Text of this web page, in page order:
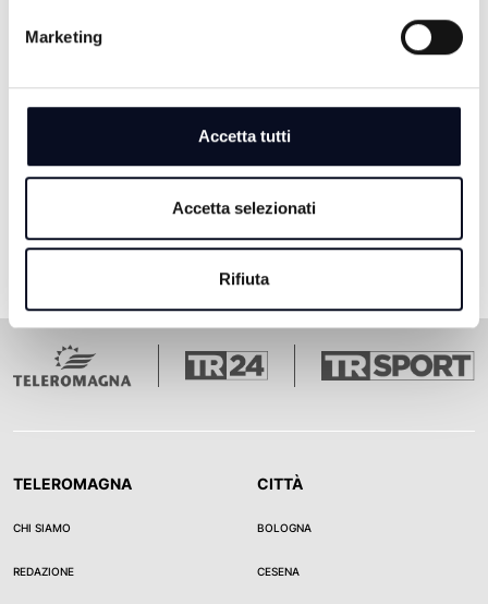
Marketing
Accetta tutti
Accetta selezionati
Rifiuta
PALLINO BLU 16 - 27/02/2025
1 Pagina 1
2Pagina 2
3Pagina 3
4Pagina 4
5Pagina 5Ultima pagina
TELEROMAGNA
CHI SIAMO
REDAZIONE
CITTÀ
BOLOGNA
CESENA